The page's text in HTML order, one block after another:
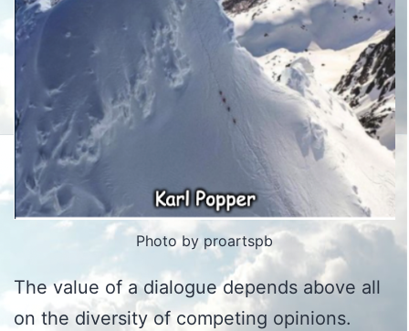
Photo by proartspb
The value of a dialogue depends above all
on the diversity of competing opinions.